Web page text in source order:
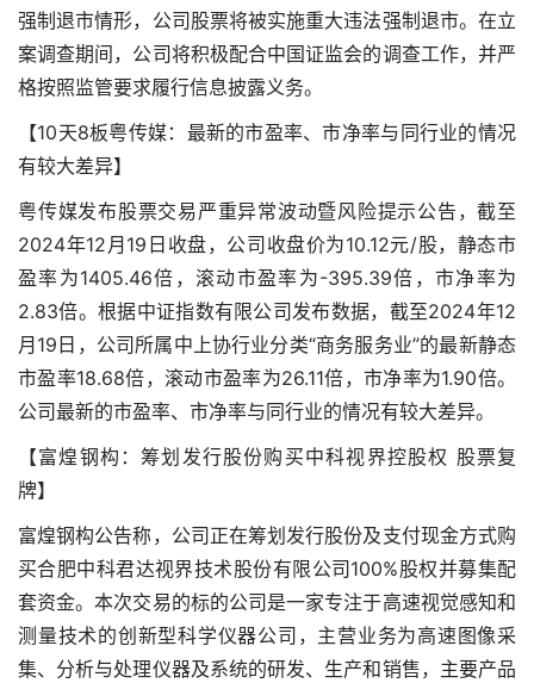
强制退市情形，公司股票将被实施重大违法强制退市。在立
案调查期间，公司将积极配合中国证监会的调查工作，并严
格按照监管要求履行信息披露义务。
【10天8板粤传媒：最新的市盈率、市净率与同行业的情况
有较大差异】
粤传媒发布股票交易严重异常波动暨风险提示公告，截至
2024年12月19日收盘，公司收盘价为10.12元/股，静态市
盈率为1405.46倍，滚动市盈率为-395.39倍，市净率为
2.83倍。根据中证指数有限公司发布数据，截至2024年12
月19日，公司所属中上协行业分类“商务服务业”的最新静态
市盈率18.68倍，滚动市盈率为26.11倍，市净率为1.90倍。
公司最新的市盈率、市净率与同行业的情况有较大差异。
【富煌钢构：筹划发行股份购买中科视界控股权 股票复
牌】
富煌钢构公告称，公司正在筹划发行股份及支付现金方式购
买合肥中科君达视界技术股份有限公司100%股权并募集配
套资金。本次交易的标的公司是一家专注于高速视觉感知和
测量技术的创新型科学仪器公司，主营业务为高速图像采
集、分析与处理仪器及系统的研发、生产和销售，主要产品